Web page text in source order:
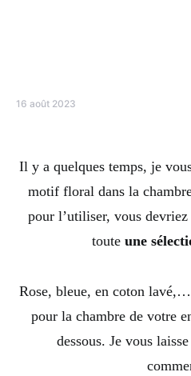
16 août 2023
Il y a quelques temps, je
motif floral dans la
pour l’utiliser, vous
toute une
Rose, bleue, en coton
pour la chambre de votre
dessous. Je vous